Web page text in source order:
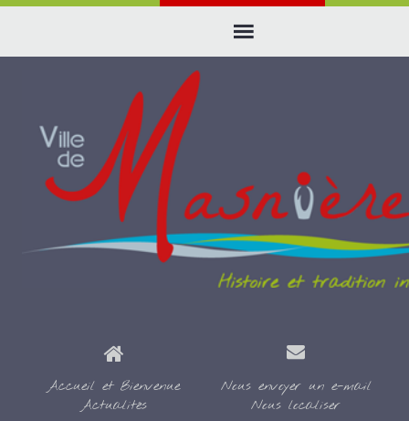
Accueil et Bienvenue
Actualités
Nous envoyer un e-mail
Nous localiser